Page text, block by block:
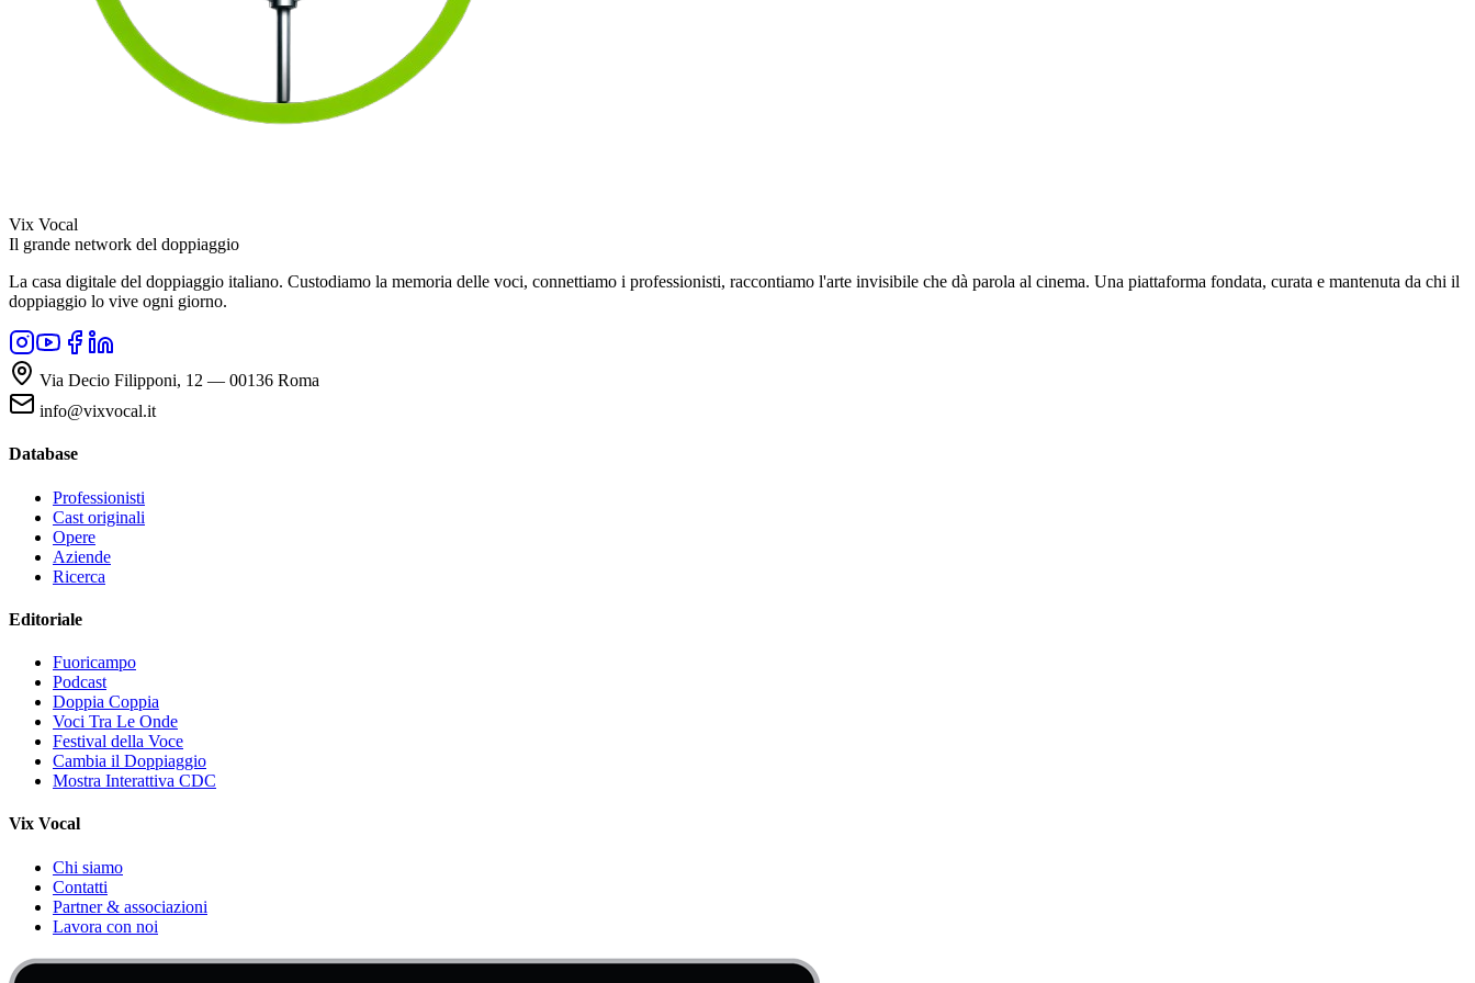
Vix Vocal
Il grande network del doppiaggio
La casa digitale del doppiaggio italiano. Custodiamo la memoria delle voci, connettiamo i professionisti, raccontiamo l'arte invisibile che dà parola al cinema. Una piattaforma fondata, curata e mantenuta da chi il
doppiaggio lo vive ogni giorno.
Via Decio Filipponi, 12 — 00136 Roma
info@vixvocal.it
Database
Professionisti
Cast originali
Opere
Aziende
Ricerca
Editoriale
Fuoricampo
Podcast
Doppia Coppia
Voci Tra Le Onde
Festival della Voce
Cambia il Doppiaggio
Mostra Interattiva CDC
Vix Vocal
Chi siamo
Contatti
Partner & associazioni
Lavora con noi